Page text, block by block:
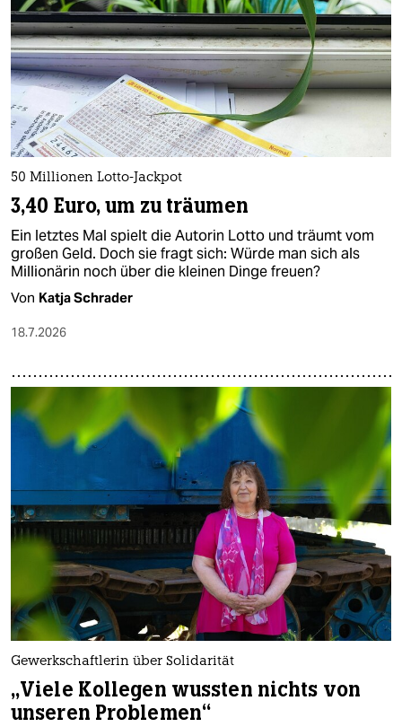
50 Millionen Lotto-Jackpot
3,40 Euro, um zu träumen
Ein letztes Mal spielt die Autorin Lotto und träumt vom
großen Geld. Doch sie fragt sich: Würde man sich als
Millionärin noch über die kleinen Dinge freuen?
Von Katja Schrader
18.7.2026
Gewerkschaftlerin über Solidarität
„Viele Kollegen wussten nichts von
unseren Problemen“